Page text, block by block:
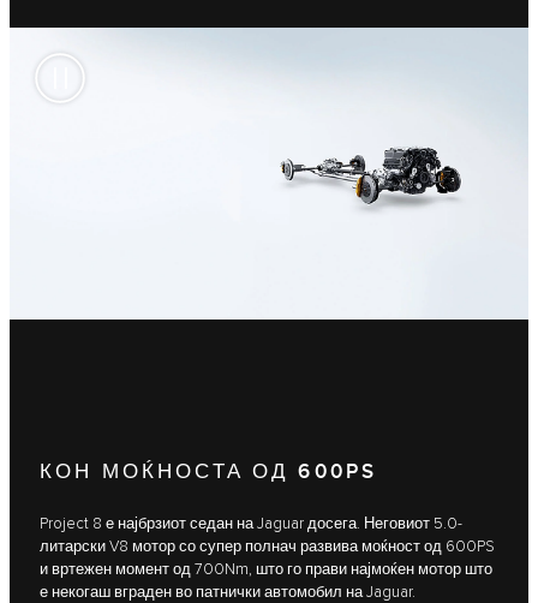
КОН МОЌНОСТА ОД 600PS
Project 8 е најбрзиот седан на Jaguar досега. Неговиот 5.0-
литарски V8 мотор со супер полнач развива моќност од 600PS
и вртежен момент од 700Nm, што го прави најмоќен мотор што
е некогаш вграден во патнички автомобил на Jaguar.